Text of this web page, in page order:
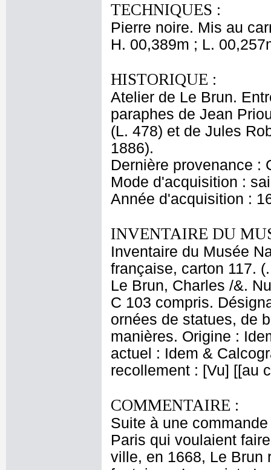
TECHNIQUES :
Pierre noire. Mis au
H. 00,389m ; L.
HISTORIQUE :
Atelier de Le Brun.
paraphes de Jean
(L. 478) et de Jules
1886).
Dernière provenance :
Mode d'acquisition :
Année d'acquisition :
INVENTAIRE DU
Inventaire du Musée
française, carton 117.
Le Brun, Charles /&.
C 103 compris.
ornées de statues, de
manières. Origine :
actuel : Idem &
recollement : [Vu] [[au
COMMENTAIRE :
Suite à une
Paris qui voulaient
ville, en 1668, Le Brun